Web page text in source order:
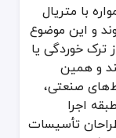
با متریال
و این موضوع
خوردگی یا
و همین
صنعتی،
اجرا
تأسیسات